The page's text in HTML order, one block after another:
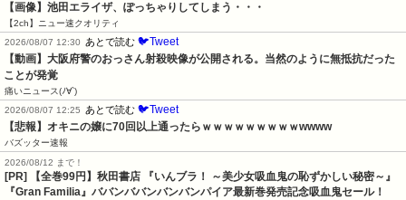
【画像】池田エライザ、ぽっちゃりしてしまう・・・
【2ch】ニュー速クオリティ
2026/08/07 12:30 あとで読む 🐦Tweet
【動画】大阪府警のおっさん射殺映像が公開される。当然のように無抵抗だった
ことが発覚
痛いニュース(ﾉ∀`)
2026/08/07 12:25 あとで読む 🐦Tweet
【悲報】オキニの嬢に70回以上通ったらｗｗｗｗｗｗｗｗｗwwww
バズッター速報
2026/08/12 まで！
[PR]
【全巻99円】秋田書店 『いんブラ！ ～美少女吸血鬼の恥ずかしい秘密～』
『Gran Familia』ババンババンバンバンパイア最新巻発売記念吸血鬼セール！